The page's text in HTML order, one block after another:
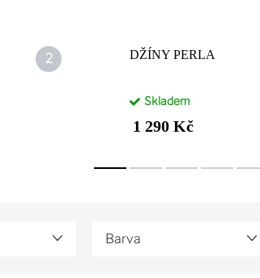
DŽÍNY PERLA
Skladem
1 290 Kč
Barva